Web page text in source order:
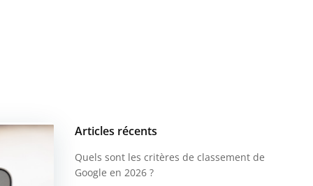
Articles récents
Quels sont les critères de classement de
Google en 2026 ?